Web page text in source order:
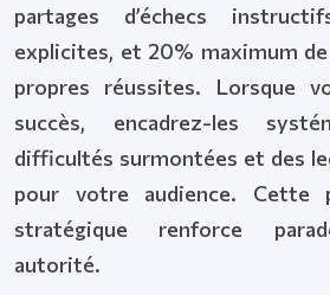
partages d’échecs
explicites, et 20% maximum
propres réussites. Lorsque
succès, encadrez-les
difficultés surmontées et des
pour votre audience. Cette
stratégique renforce
autorité.